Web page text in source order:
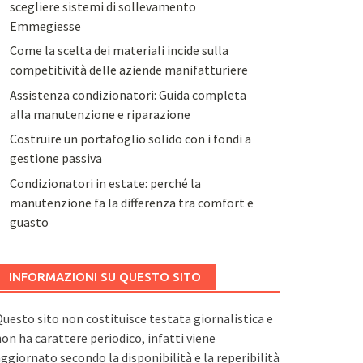
scegliere sistemi di sollevamento
Emmegiesse
Come la scelta dei materiali incide sulla
competitività delle aziende manifatturiere
Assistenza condizionatori: Guida completa
alla manutenzione e riparazione
Costruire un portafoglio solido con i fondi a
gestione passiva
Condizionatori in estate: perché la
manutenzione fa la differenza tra comfort e
guasto
INFORMAZIONI SU QUESTO SITO
sito non costituisce testata giornalistica e
ha carattere periodico, infatti viene
secondo la disponibilità e la reperibilità